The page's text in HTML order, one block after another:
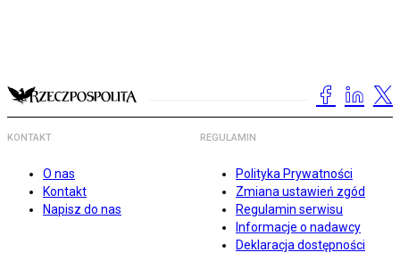
KONTAKT
O nas
Kontakt
Napisz do nas
REGULAMIN
Polityka Prywatności
Zmiana ustawień zgód
Regulamin serwisu
Informacje o nadawcy
Deklaracja dostępności